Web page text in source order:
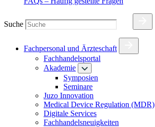
Suche
Fachpersonal und Ärzteschaft
Fachhandelsportal
Akademie
Symposien
Seminare
Juzo Innovation
Medical Device Regulation (MDR)
Digitale Services
Fachhandelsneuigkeiten